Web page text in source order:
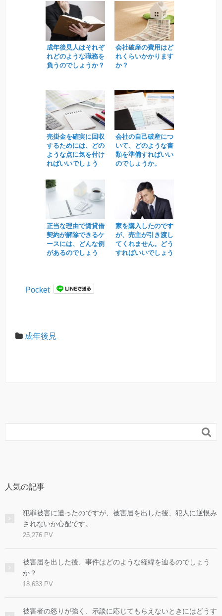
成年後見人はそれぞ
れどのような職務を
負うのでしょうか？
会社破産の費用はど
れくらいかかります
か？
売掛金を確実に回収
するためには、どの
ような点に気を付け
ればいいでしょう
会社の自己破産につ
いて、どのような書
類を準備すればいい
のでしょうか。
正当な理由で賃貸借
契約が解除できるケ
ースには、どんな例
があるのでしょう
家を購入したのです
が、売主が引き渡し
てくれません。どう
すればいいでしょう
Pocket
成年後見

人気の記事
犯罪被害に遭ったのですが、被害届を出した後、犯人に逆恨み
されないか心配です。
25,276 PV
被害届を出した後、事件はどのような経緯を辿るのでしょう
か？
18,633 PV
被害者の怒りが強く、示談に応じてもらえないときにはどうす